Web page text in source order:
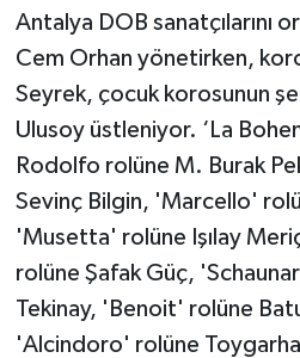
Antalya DOB sanatçılarını
Cem Orhan yönetirken,
Seyrek, çocuk korosunun
Ulusoy üstleniyor. ‘La
Rodolfo rolüne M. Burak
Sevinç Bilgin, 'Marcello'
'Musetta' rolüne Işılay
rolüne Şafak Güç,
Tekinay, 'Benoit' rolüne
'Alcindoro' rolüne